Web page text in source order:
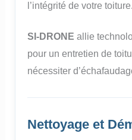
l’intégrité de votre toiture.
SI-DRONE allie
pour un entretien de
nécessiter
Nettoyage et